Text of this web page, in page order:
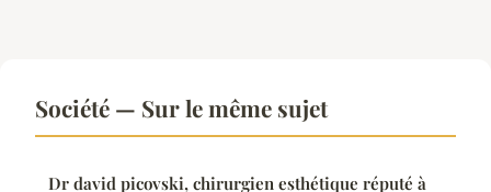
Société — Sur le même sujet
Dr david picovski, chirurgien esthétique réputé à